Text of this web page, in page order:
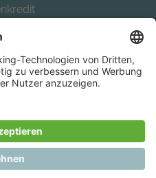
finanzieren